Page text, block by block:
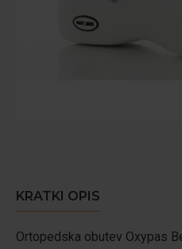
KRATKI OPIS
Ortopedska obutev Oxypas